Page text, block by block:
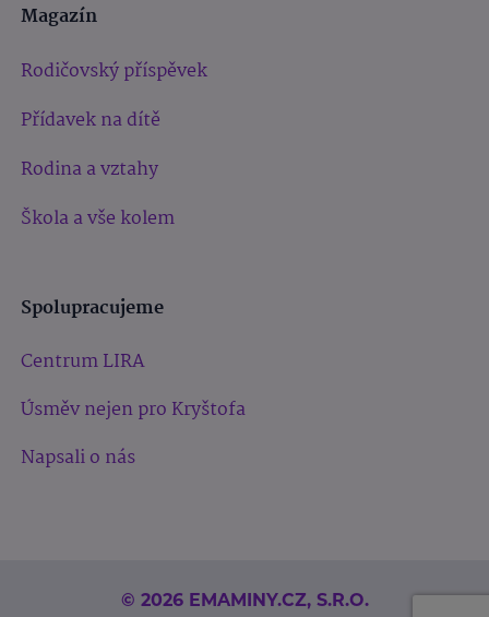
Magazín
Rodičovský příspěvek
Přídavek na dítě
Rodina a vztahy
Škola a vše kolem
Spolupracujeme
Centrum LIRA
Úsměv nejen pro Kryštofa
Napsali o nás
© 2026 EMAMINY.CZ, S.R.O.